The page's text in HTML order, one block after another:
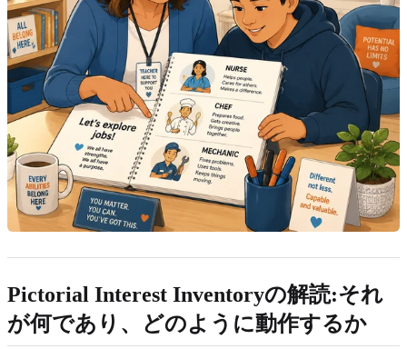
Pictorial Interest Inventoryの解読:それ
が何であり、どのように動作するか